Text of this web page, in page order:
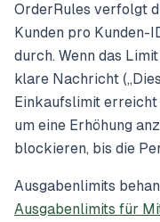
OrderRules verfolgt
Kunden pro Kunden-
durch. Wenn das
klare Nachricht
Einkaufslimit
um eine Erhöhung
blockieren, bis die
Ausgabenlimits
Ausgabenlimits für